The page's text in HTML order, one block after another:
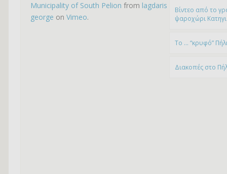
Municipality of South Pelion from lagdaris
george on Vimeo.
Βίντεο από το
ψαροχώρι
To … “κρυφό”
Διακοπές στο